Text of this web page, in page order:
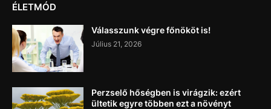
ÉLETMÓD
Válasszunk végre főnököt is!
Július 21, 2026
Perzselő hőségben is virágzik: ezért
ültetik egyre többen ezt a növényt